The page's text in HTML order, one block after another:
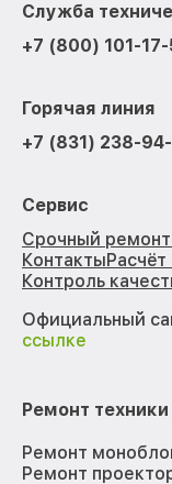
Служба
+7 (800) 101-
Горячая линия
+7 (831) 238-
Сервис
Срочный ремонт
Контакты
Контроль
Официальный
ссылке
Ремонт техники
Ремонт
Ремонт